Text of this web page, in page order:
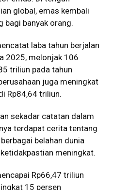
global, emas kembali
bagi banyak orang.
laba tahun berjalan
2025, melonjak 106
triliun pada tahun
juga meningkat
Rp84,64 triliun.
sekadar catatan dalam
terdapat cerita tentang
belahan dunia
meningkat.
Rp66,47 triliun
15 persen